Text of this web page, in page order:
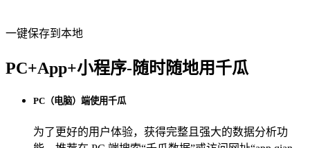
一键保存到本地
PC+App+小程序-随时随地用千瓜
PC（电脑）端使用千瓜
为了更好的用户体验，获得完整且强大的数据分析功